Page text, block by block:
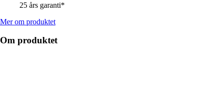
25 års garanti*
Mer om produktet
Om produktet